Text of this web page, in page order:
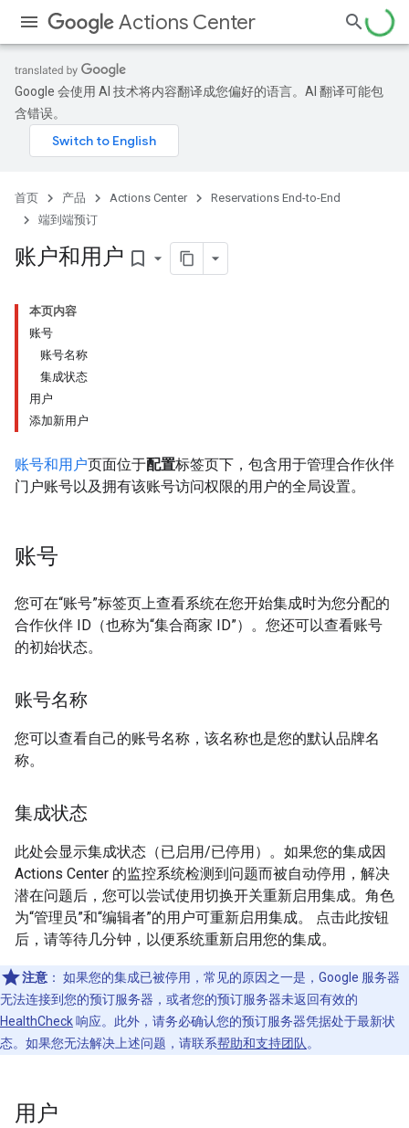
Actions Center
Google 会使用 AI 技术将内容翻译成您偏好的语言。AI 翻译可能包
含错误。
首页 产品 Actions Center
Reservations End-to-End
端到端预订
账户和用户 bookmark_border
本页内容
账号
账号名称
集成状态
用户
添加新用户
账号和用户页面位于配置标签页下，包含用于管理合作伙伴
门户账号以及拥有该账号访问权限的用户的全局设置。
账号
您可在“账号”标签页上查看系统在您开始集成时为您分配的
合作伙伴 ID（也称为“集合商家 ID”）。您还可以查看账号
的初始状态。
账号名称
您可以查看自己的账号名称，该名称也是您的默认品牌名
称。
集成状态
此处会显示集成状态（已启用/已停用）。如果您的集成因
Actions Center 的监控系统检测到问题而被自动停用，解决
潜在问题后，您可以尝试使用切换开关重新启用集成。角色
为“管理员”和“编辑者”的用户可重新启用集成。 点击此按钮
后，请等待几分钟，以便系统重新启用您的集成。
注意 ： 如果您的集成已被停用，常见的原因之一是，Google 服务器
无法连接到您的预订服务器，或者您的预订服务器未返回有效的
HealthCheck响应。此外，请务必确认您的预订服务器凭据处于最新状
态。如果您无法解决上述问题，请联系帮助和支持团队 。
用户